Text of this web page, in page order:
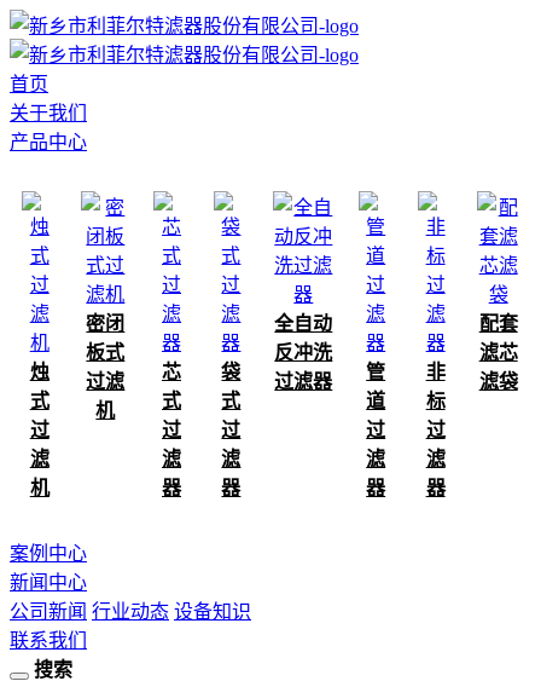
首页
关于我们
产品中心
烛
式
过
滤
机
密闭
板式
过滤
机
芯
式
过
滤
器
袋
式
过
滤
器
全自动
反冲洗
过滤器
管
道
过
滤
器
非
标
过
滤
器
配套
滤芯
滤袋
案例中心
新闻中心
公司新闻 行业动态 设备知识
联系我们
搜索